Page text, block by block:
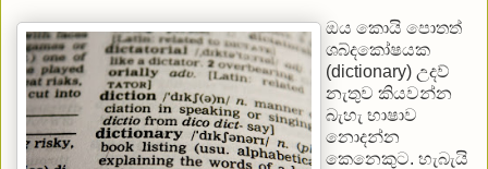
ඔය කොයි පොතත්
ශබ්දකෝෂයක
(dictionary) උදව්
නැතුව කියවන්න
බැහැ භාෂාව
නොදන්න
කෙනෙකුට. හැබැයි